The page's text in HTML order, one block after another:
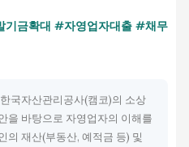
금확대 #자영업자대출 #채무
국자산관리공사(캠코)의 소상
을 바탕으로 자영업자의 이해를
의 재산(부동산, 예적금 등) 및